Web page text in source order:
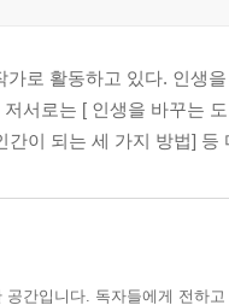
가로 활동하고 있다. 인생
서로는 [ 인생을 바꾸는
간이 되는 세 가지 방법] 등
공간입니다. 독자들에게 전하